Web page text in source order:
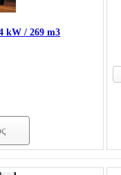
kW / 269 m3